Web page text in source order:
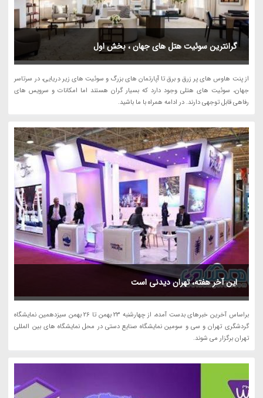
گرانترین سوئیت هتل های جهان ، بخش اول
از پنت هاوس های پر زرق و برق تا آپارتمان های بزرگ و سوئیت های زیر دریایی، در سرتاسر
جهان، سوئیت های هتلی وجود دارد که بسیار گران هستند اما امکانات و سرویس های
رفاهی قابل توجهی دارند. در ادامه همراه با ما باشید.
این آخر هفته، تهران دیدنی است
براساس آخرین خبرهای بدست آمده، از چهارشنبه 23 بهمن تا 26 بهمن سیزدهمین نمایشگاه
گردشگری تهران و سی و سومین نمایشگاه صنایع دستی در محل نمایشگاه های بین المللی
تهران برگزار می شوند.